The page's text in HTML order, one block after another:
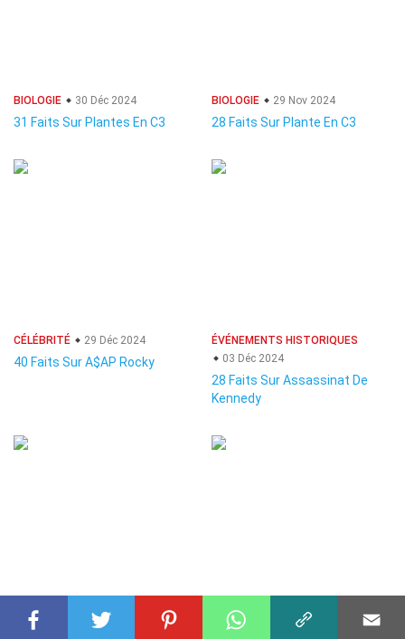
BIOLOGIE 30 Déc 2024
31 Faits Sur Plantes En C3
BIOLOGIE 29 Nov 2024
28 Faits Sur Plante En C3
CÉLÉBRITÉ 29 Déc 2024
40 Faits Sur A$AP Rocky
ÉVÉNEMENTS HISTORIQUES
03 Déc 2024
28 Faits Sur Assassinat De
Kennedy
BIOLOGIE 14 Oct 2024
SCIENCES DE LA TERRE